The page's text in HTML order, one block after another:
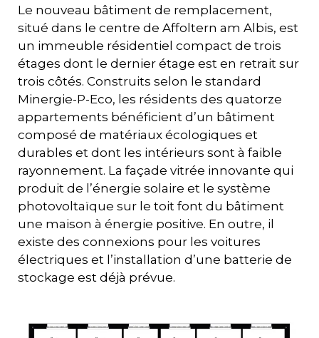
Le nouveau bâtiment de remplacement,
situé dans le centre de Affoltern am Albis, est
un immeuble résidentiel compact de trois
étages dont le dernier étage est en retrait sur
trois côtés. Construits selon le standard
Minergie-P-Eco, les résidents des quatorze
appartements bénéficient d’un bâtiment
composé de matériaux écologiques et
durables et dont les intérieurs sont à faible
rayonnement. La façade vitrée innovante qui
produit de l’énergie solaire et le système
photovoltaïque sur le toit font du bâtiment
une maison à énergie positive. En outre, il
existe des connexions pour les voitures
électriques et l’installation d’une batterie de
stockage est déjà prévue.